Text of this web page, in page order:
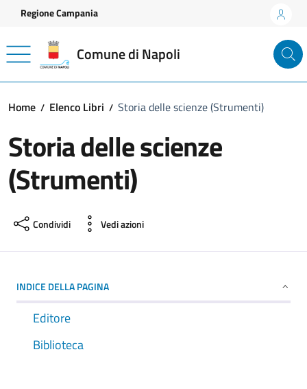
Vai ai contenuti
Vai al footer
Regione Campania
Comune di Napoli
Home Elenco Libri Storia delle scienze (Strumenti)
Storia delle scienze
(Strumenti)
Condividi Vedi azioni
INDICE DELLA PAGINA
Editore
Biblioteca